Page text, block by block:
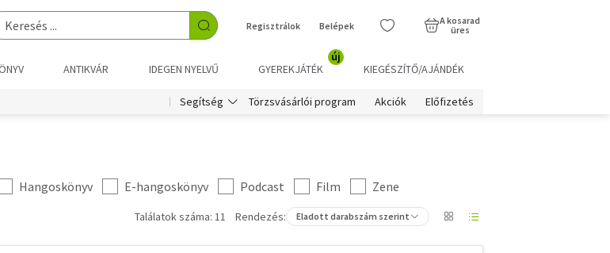
Regisztrálok Belépek
A kosarad
üres
ANTIKVÁR IDEGEN NYELVŰ GYEREKJÁTÉK
új
KIEGÉSZÍTŐ/AJÁNDÉK
Segítség Törzsvásárlói program Akciók Előfizetés
Hangoskönyv E-hangoskönyv Podcast Film
Zene
Találatok száma: 11 Rendezés: Eladott darabszám szerint